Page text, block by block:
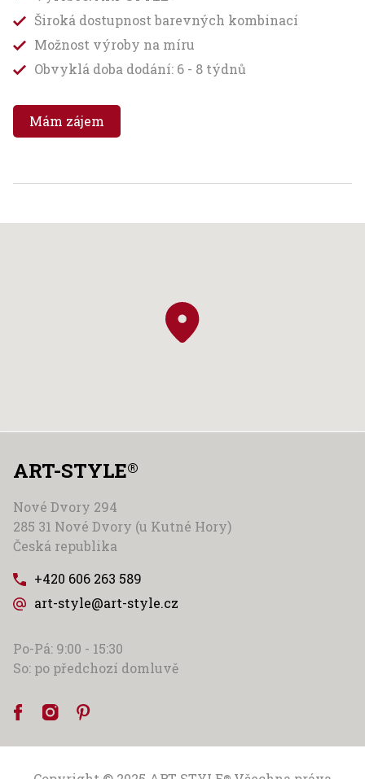
Široká dostupnost barevných kombinací
Možnost výroby na míru
Obvyklá doba dodání: 6 - 8 týdnů
Mám zájem
ART-STYLE®
Nové Dvory 294
285 31 Nové Dvory (u Kutné Hory)
Česká republika
+420 606 263 589
art-style@art-style.cz
Po-Pá: 9:00 - 15:30
So: po předchozí domluvě